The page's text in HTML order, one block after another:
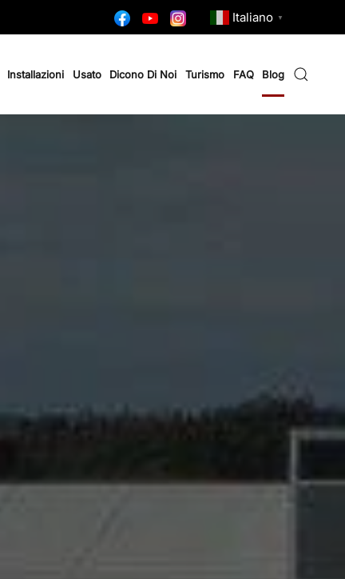
Italiano ▼
Installazioni Usato Dicono Di Noi Turismo FAQ Blog